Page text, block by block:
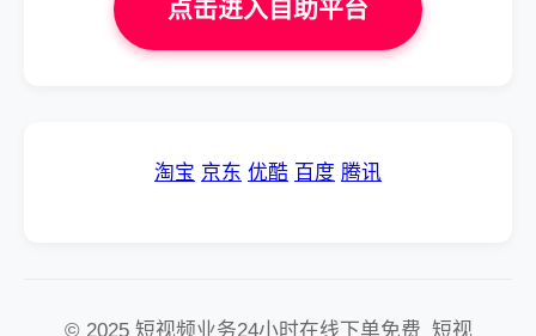
点击进入自助平台
淘宝 京东 优酷 百度 腾讯
© 2025 短视频业务24小时在线下单免费_短视